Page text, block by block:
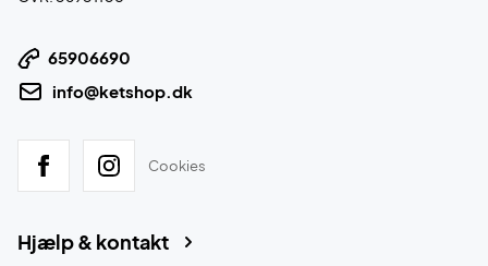
65906690
info@ketshop.dk
Cookies
Hjælp & kontakt